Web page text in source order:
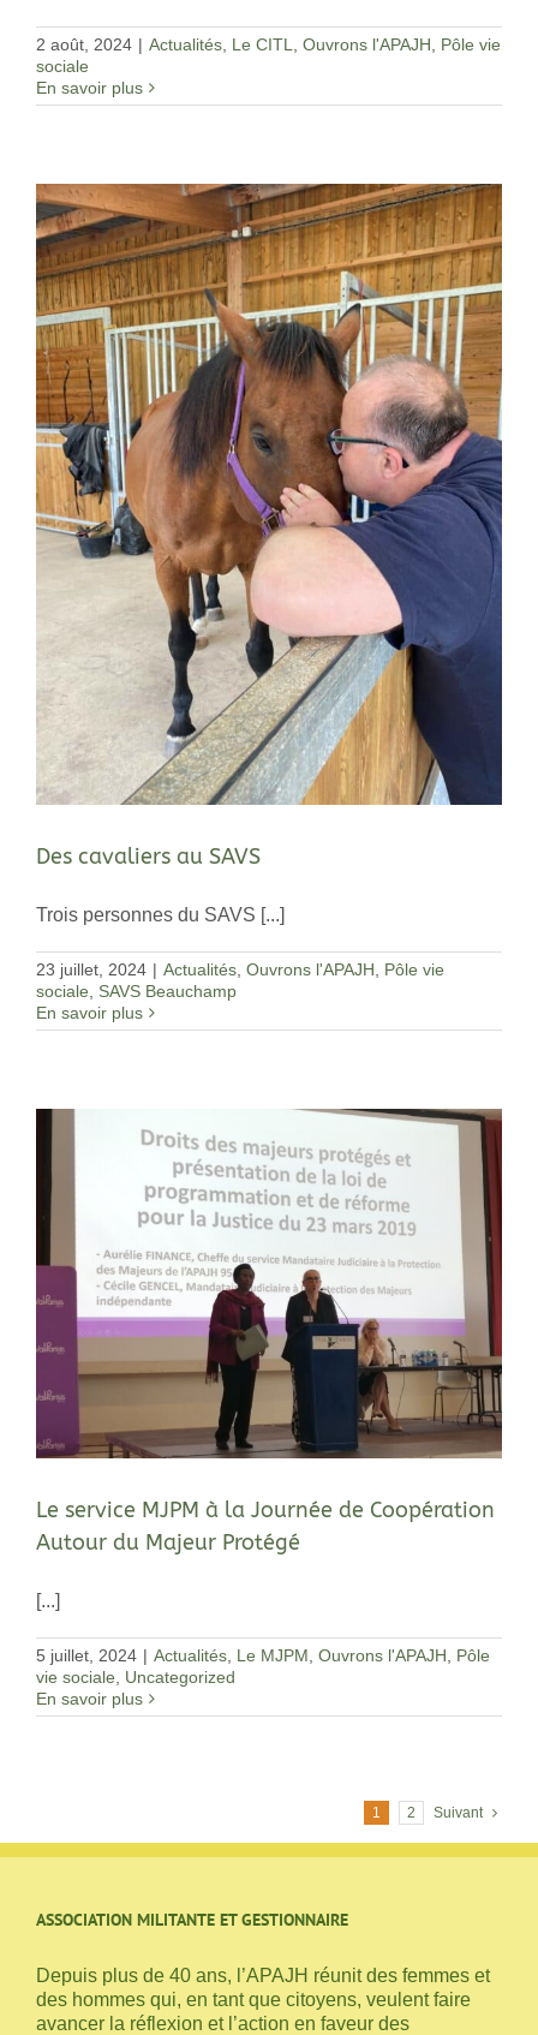
2 août, 2024 | Actualités Le CITL Ouvrons l'APAJH
Pôle vie
sociale
En savoir plus
Des cavaliers au SAVS
Trois personnes du SAVS [...]
23 juillet, 2024 | Actualités Ouvrons l'APAJH
Pôle vie
sociale
SAVS Beauchamp
En savoir plus
Le service MJPM à la Journée de Coopération
Autour du Majeur Protégé
[...]
5 juillet, 2024 | Actualités Le MJPM Ouvrons l'APAJH
Pôle
vie sociale
Uncategorized
En savoir plus
1 2 Suivant
ASSOCIATION MILITANTE ET GESTIONNAIRE
Depuis plus de 40 ans, l’APAJH réunit des femmes et
des hommes qui, en tant que citoyens, veulent faire
avancer la réflexion et l’action en faveur des